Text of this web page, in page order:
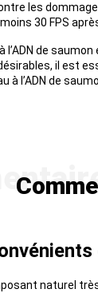
les
30 FPS
de
il est
à l’ADN de
naturel